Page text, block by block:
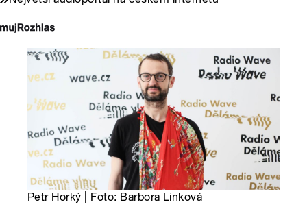
Petr Horký | Foto: Barbora Linková